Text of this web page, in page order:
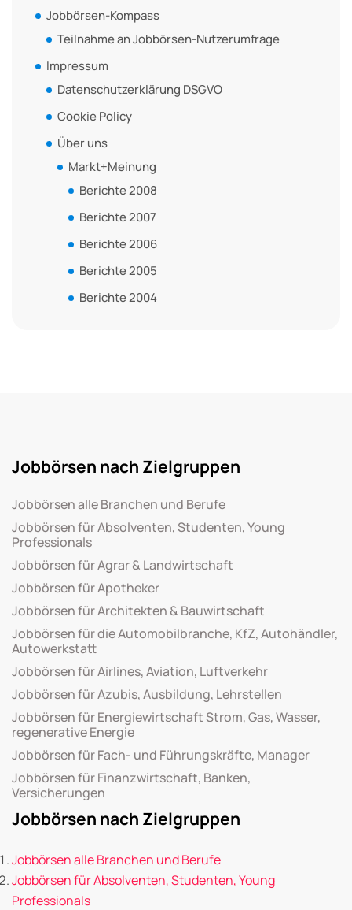
Jobbörsen-Kompass
Teilnahme an Jobbörsen-Nutzerumfrage
Impressum
Datenschutzerklärung DSGVO
Cookie Policy
Über uns
Markt+Meinung
Berichte 2008
Berichte 2007
Berichte 2006
Berichte 2005
Berichte 2004
Jobbörsen nach Zielgruppen
Jobbörsen alle Branchen und Berufe
Jobbörsen für Absolventen, Studenten, Young
Professionals
Jobbörsen für Agrar & Landwirtschaft
Jobbörsen für Apotheker
Jobbörsen für Architekten & Bauwirtschaft
Jobbörsen für die Automobilbranche, KfZ, Autohändler,
Autowerkstatt
Jobbörsen für Airlines, Aviation, Luftverkehr
Jobbörsen für Azubis, Ausbildung, Lehrstellen
Jobbörsen für Energiewirtschaft Strom, Gas, Wasser,
regenerative Energie
Jobbörsen für Fach- und Führungskräfte, Manager
Jobbörsen für Finanzwirtschaft, Banken,
Versicherungen
Jobbörsen nach Zielgruppen
Jobbörsen alle Branchen und Berufe
Jobbörsen für Absolventen, Studenten, Young
Professionals